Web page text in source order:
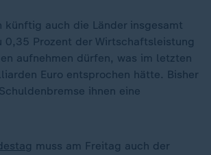
künftig auch die Länder insgesamt
0,35 Prozent der Wirtschaftsleistung
aufnehmen dürfen, was im letzten
Euro entsprochen hätte. Bisher
ihnen eine
muss am Freitag auch der